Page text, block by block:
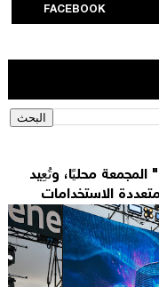
FACEBOOK
محليًا، وتُعِيد
الاستخدامات